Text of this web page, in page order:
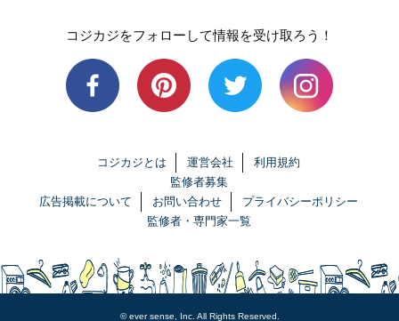
コジカジをフォローして情報を受け取ろう！
コジカジとは 運営会社
利用規約
監修者募集
広告掲載について
お問い合わせ
プライバシーポリシー
監修者・専門家一覧
© ever sense, Inc. All Rights Reserved.